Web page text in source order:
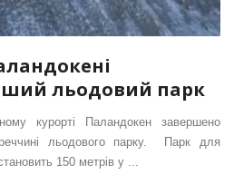
льодовий парк
курорті Паландокен завершено
льодового парку. Парк для
150 метрів у ...